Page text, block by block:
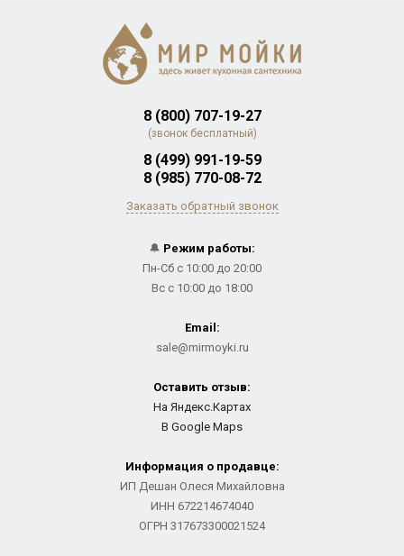
8 (800) 707-19-27
(звонок бесплатный)
8 (499) 991-19-59
8 (985) 770-08-72
Заказать обратный звонок
🔔 Режим работы:
Пн-Сб с 10:00 до 20:00
Вс с 10:00 до 18:00
Email:
sale@mirmoyki.ru
Оставить отзыв:
На Яндекс.Картах
В Google Maps
Информация о продавце:
ИП Дешан Олеся Михайловна
ИНН 672214674040
ОГРН 317673300021524